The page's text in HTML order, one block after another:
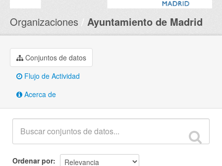
Organizaciones Ayuntamiento de Madrid
Conjuntos de datos
Flujo de Actividad
Acerca de
Ordenar por